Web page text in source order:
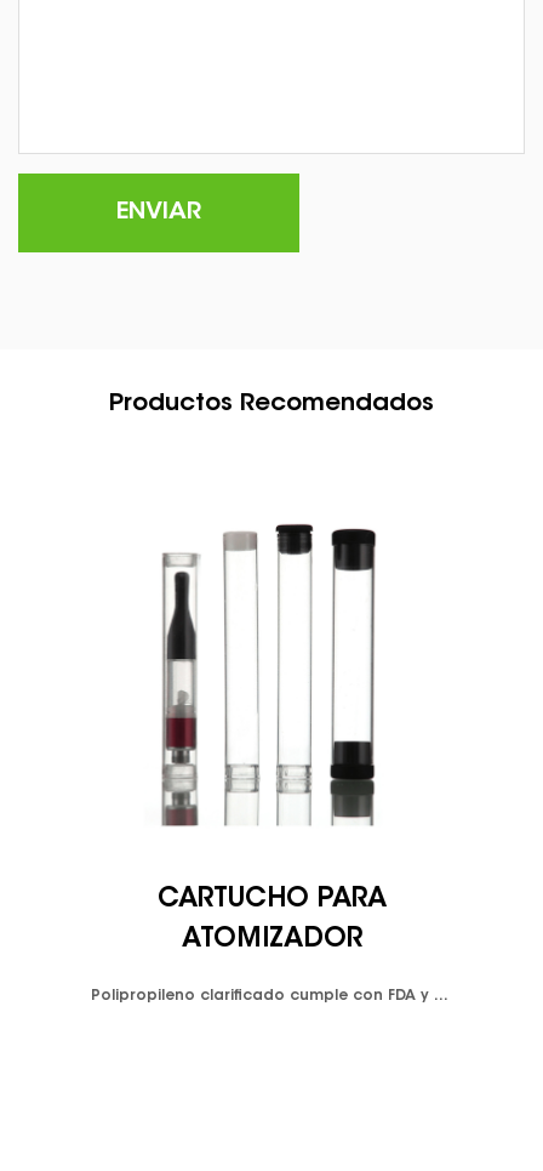
Productos Recomendados
CARTUCHO PARA
ATOMIZADOR
Polipropileno clarificado cumple con FDA y LFGB. Color disponible: blanco opaco y negro opaco y personalizado.